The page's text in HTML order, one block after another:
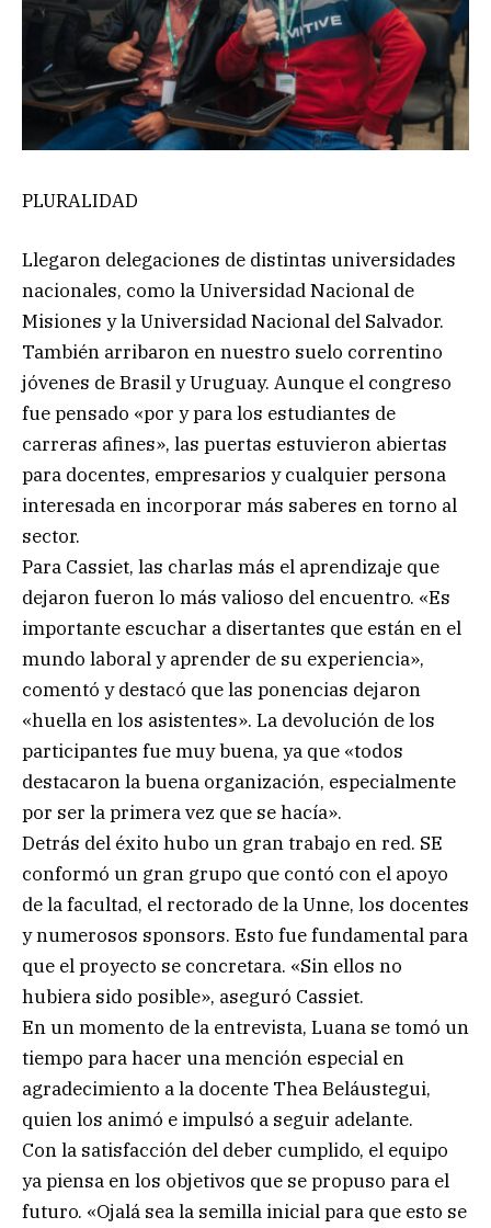
PLURALIDAD
Llegaron delegaciones de distintas universidades
nacionales, como la Universidad Nacional de
Misiones y la Universidad Nacional del Salvador.
También arribaron en nuestro suelo correntino
jóvenes de Brasil y Uruguay. Aunque el congreso
fue pensado «por y para los estudiantes de
carreras afines», las puertas estuvieron abiertas
para docentes, empresarios y cualquier persona
interesada en incorporar más saberes en torno al
sector.
Para Cassiet, las charlas más el aprendizaje que
dejaron fueron lo más valioso del encuentro. «Es
importante escuchar a disertantes que están en el
mundo laboral y aprender de su experiencia»,
comentó y destacó que las ponencias dejaron
«huella en los asistentes». La devolución de los
participantes fue muy buena, ya que «todos
destacaron la buena organización, especialmente
por ser la primera vez que se hacía».
Detrás del éxito hubo un gran trabajo en red. SE
conformó un gran grupo que contó con el apoyo
de la facultad, el rectorado de la Unne, los docentes
y numerosos sponsors. Esto fue fundamental para
que el proyecto se concretara. «Sin ellos no
hubiera sido posible», aseguró Cassiet.
En un momento de la entrevista, Luana se tomó un
tiempo para hacer una mención especial en
agradecimiento a la docente Thea Beláustegui,
quien los animó e impulsó a seguir adelante.
Con la satisfacción del deber cumplido, el equipo
ya piensa en los objetivos que se propuso para el
futuro. «Ojalá sea la semilla inicial para que esto se